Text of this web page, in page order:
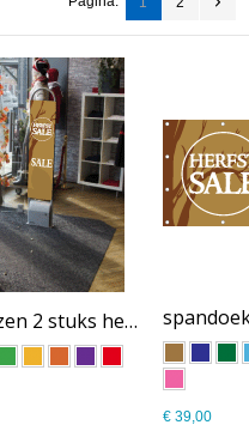
detectiehoezen 2 stuks herfst sale PM-015
€ 39,00